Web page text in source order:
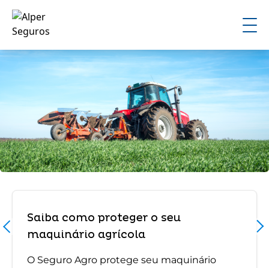
Saiba como proteger o seu
maquinário agrícola
O Seguro Agro protege seu maquinário